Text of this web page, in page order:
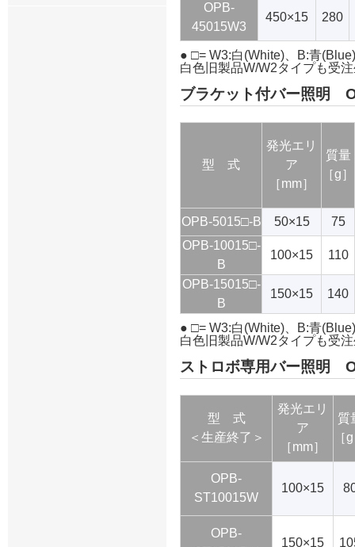
OPB-
45015W3
450×15 280
● □= W3:白(White)、B:青
白色旧製品W/W2タイプも受
ブラケット付バー照明
型 式
発光エリ
ア
［mm］
質量
［g］
OPB-5015□-B 50×15
75
OPB-10015□-
B
100×15 110
OPB-15015□-
B
150×15 140
● □= W3:白(White)、B:青
白色旧製品W/W2タイプも受
ストロボ専用バー照明
型 式
＜生産終了＞
発光エリ
ア
［mm］
質
［
OPB-
ST10015W
100×15
OPB-
150×15